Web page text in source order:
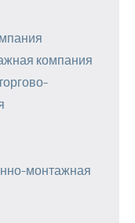
компания
монтажная